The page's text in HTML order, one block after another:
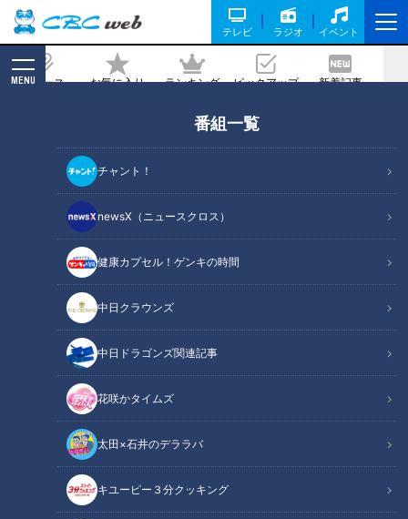
テレビ ラジオ イベント
ニュース お気に入り ランキング ピックアップ 新着記事
MENU
番組一覧
チャント！
newsX（ニュースクロス）
健康カプセル！ゲンキの時間
中日クラウンズ
中日ドラゴンズ関連記事
花咲かタイムズ
太田×石井のデララバ
キユーピー３分クッキング
ード！憲伸・井端が当時を嘆く“高校野
球謎の練習”
記事に戻る